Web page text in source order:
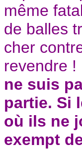
même
de balles
cher
revendre
ne suis
partie. Si
où ils ne
exempt